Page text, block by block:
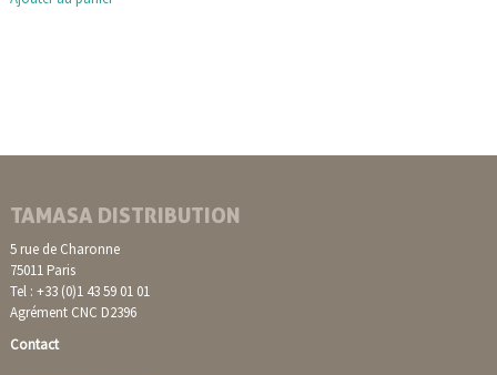
TAMASA DISTRIBUTION
5 rue de Charonne
75011 Paris
Tel : +33 (0)1 43 59 01 01
Agrément CNC D2396
Contact